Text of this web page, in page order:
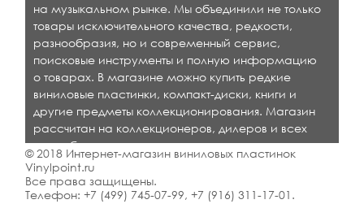
на музыкальном рынке. Мы объединили не только
товары исключительного качества, редкости,
разнообразия, но и современный сервис,
поисковые инструменты и полную информацию
о товарах. В магазине можно купить редкие
виниловые пластинки, компакт-диски, книги и
другие предметы коллекционирования. Магазин
рассчитан на коллекционеров, дилеров и всех
кто любит качественную музыку.
© 2018 Интернет-магазин виниловых пластинок
Vinylpoint.ru
Все права защищены.
Телефон: +7 (499) 745-07-99, +7 (916) 311-17-01 .